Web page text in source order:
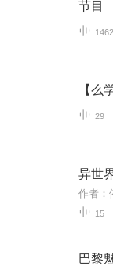
节目
1462
【么
29
15
巴黎